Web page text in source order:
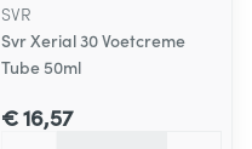
SVR
Svr Xerial 30 Voetcreme
Tube 50ml
€ 16,57